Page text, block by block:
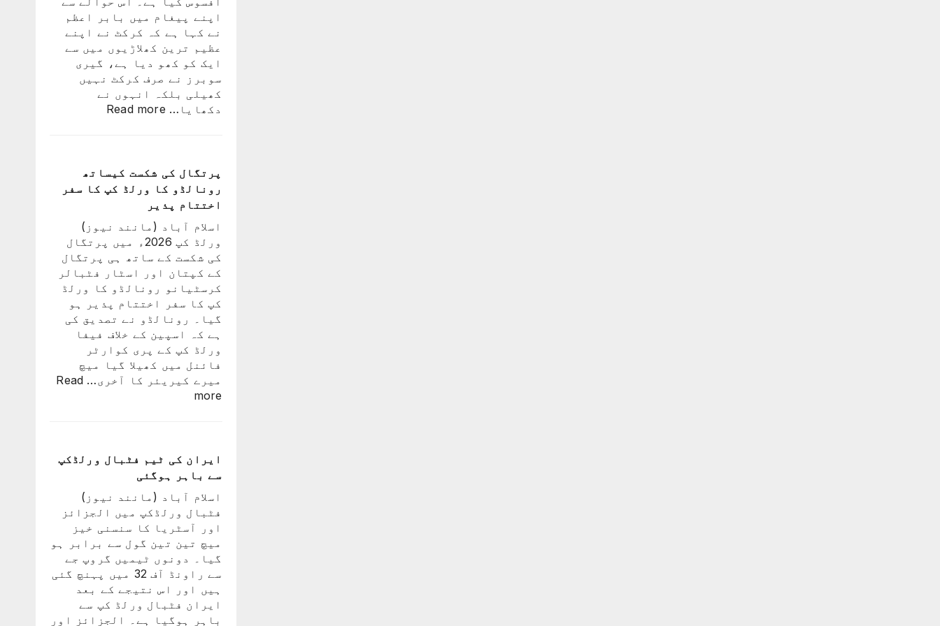
ٹیم
میں
ہوگا:
فاطمہ
ثنا
اپنے پیغام میں بابر اعظم
نے کہا ہے کہ کرکٹ نے اپنے
عظیم ترین کھلاڑیوں میں سے
ایک کو کھو دیا ہے، گیری
سوبرز نے صرف کرکٹ نہیں
کھیلی بلکہ انہوں نے
دکھایا… Read more
:
عظیم
ترین
سے
ایک
کو
کھو
دیا:
بابر
اعظم
پرتگال کی شکست کیساتھ
رونالڈو کا ورلڈ کپ کا سفر
اختتام پذیر
اسلام آباد (مانند نیوز)
ورلڈ کپ 2026ء میں پرتگال
کی شکست کے ساتھ ہی پرتگال
کے کپتان اور اسٹار فٹبالر
کرسٹیانو رونالڈو کا ورلڈ
کپ کا سفر اختتام پذیر ہو
گیا۔ رونالڈو نے تصدیق کی
ہے کہ اسپین کے خلاف فیفا
ورلڈ کپ کے پری کوارٹر
فائنل میں کھیلا گیا میچ
میرے کیریئر کا آخری… Read
more
کیساتھ
رونالڈو
ورلڈ
کپ
کا
سفر
اختتام
پذیر
ایران کی ٹیم فٹبال ورلڈکپ
سے باہر ہوگئی
اسلام آباد (مانند نیوز)
فٹبال ورلڈکپ میں الجزائز
اور آسٹریا کا سنسنی خیز
میچ تین تین گول سے برابر ہو
گیا۔ دونوں ٹیمیں گروپ جے
سے راونڈ آف 32 میں پہنچ گئی
ہیں اور اس نتیجے کے بعد
ایران فٹبال ورلڈ کپ سے
باہر ہوگیا ہے۔ الجزائز اور